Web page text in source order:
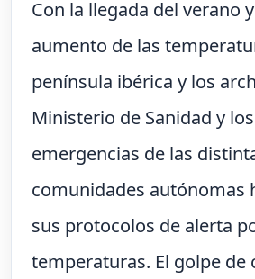
Con la llegada del verano
aumento de las
península ibérica y los
Ministerio de Sanidad y
emergencias de las
comunidades autónomas
sus protocolos de alerta
temperaturas. El golpe de